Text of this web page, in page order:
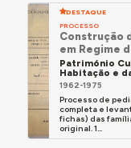
DESTAQUE
PROCESSO
Construção
em Regime
Património
Habitação e
1962-1975
Processo de
completa e
fichas) das
original. 1...